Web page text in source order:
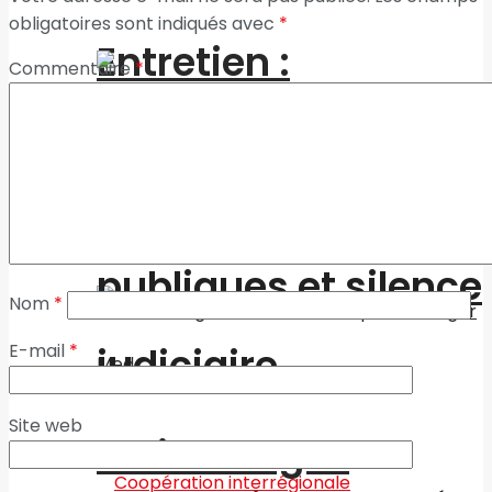
Entretien :
Fruits rouges
publiques et silence
judiciaire
obligatoires sont indiqués avec *
Commentaire*
Nom *
E-mail *
Site web